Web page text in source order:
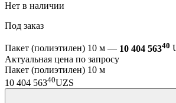
Нет в наличии
Под заказ
Пакет (полиэтилен) 10 м — 10 404 56340
Актуальная цена по запросу
Пакет (полиэтилен) 10 м
10 404 56340UZS